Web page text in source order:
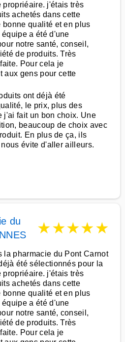
j'étais très
achetés dans cette
bonne qualité et en plus
a été d'une
notre santé, conseil,
de produits. Très
Pour cela je
aux gens pour cette
ont déjà été
le prix, plus des
j'ai fait un bon choix. Une
beaucoup de choix avec
En plus de ça, ils
évite d'aller ailleurs.
du
★★★★★
la pharmacie du Pont Carnot
été sélectionnés pour la
j'étais très
achetés dans cette
bonne qualité et en plus
a été d'une
notre santé, conseil,
de produits. Très
Pour cela je